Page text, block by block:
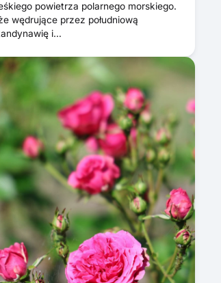
powietrza polarnego morskiego.
wędrujące przez południową
i…